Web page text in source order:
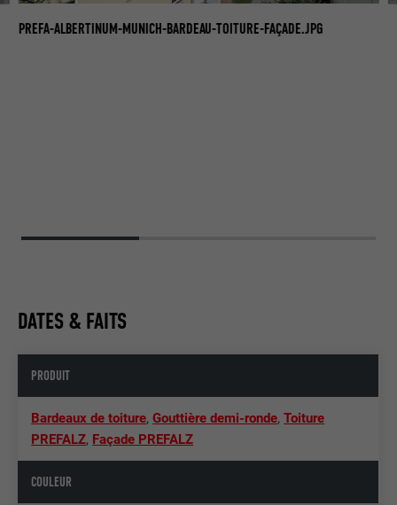
PREFA-ALBERTINUM-MUNICH-BARDEAU-TOITURE-FAÇADE.JPG
DATES & FAITS
PRODUIT
Bardeaux de toiture,Gouttière demi-ronde,Toiture
PREFALZ, Façade PREFALZ
COULEUR